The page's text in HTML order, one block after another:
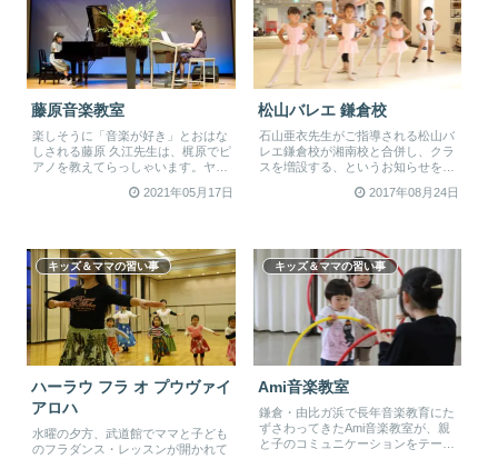
藤原音楽教室
楽しそうに「音楽が好き」とおはな
しされる藤原 久江先生は、梶原でピ
アノを教えてらっしゃいます。ヤマ
2021年05月17日
松山バレエ 鎌倉校
石山亜衣先生がご指導される松山バ
レエ鎌倉校が湘南校と合併し、クラ
スを増設する、というお知らせをい
2017年08月24日
キッズ＆ママの習い事
ハーラウ フラ オ プウヴァイ
アロハ
水曜の夕方、武道館でママと子ども
のフラダンス・レッスンが開かれて
キッズ＆ママの習い事
Ami音楽教室
鎌倉・由比ガ浜で長年音楽教育にた
ずさわってきたAmi音楽教室が、親
と子のコミュニケーションをテーマ